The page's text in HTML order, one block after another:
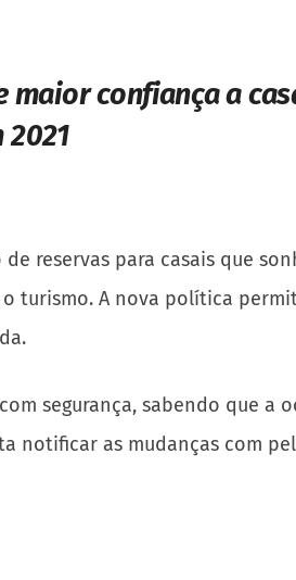
maior confiança a
reservas para casais que
turismo. A nova política
segurança, sabendo que a
notificar as mudanças com